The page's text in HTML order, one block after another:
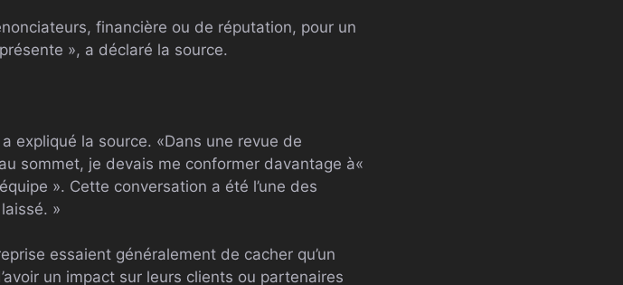
financière ou de réputation, pour un
», a déclaré la source.
expliqué la source. «Dans une revue de
sommet, je devais me conformer davantage à«
». Cette conversation a été l’une des
»
essaient généralement de cacher qu’un
un impact sur leurs clients ou partenaires